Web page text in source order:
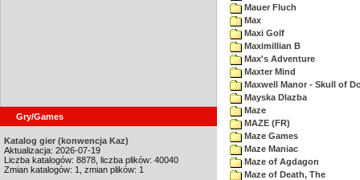
Gry/Games
Katalog gier (konwencja Kaz)
Aktualizacja: 2026-07-19
Liczba katalogów: 8878, liczba plików: 40040
Zmian katalogów: 1, zmian plików: 1
Mauer Fluch
Max
Maxi Golf
Maximillian B
Max's Adventure
Maxter Mind
Maxwell Manor - Skull of
Mayska Dlazba
Maze
MAZE (FR)
Maze Games
Maze Maniac
Maze of Agdagon
Maze of Death, The